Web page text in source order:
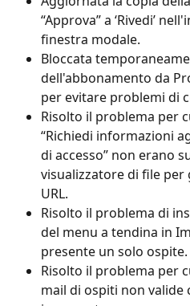
“Approva” a ‘Rivedi’
finestra modale.
Bloccata
dell'abbonamento da
per evitare problemi di
Risolto il problema per
“Richiedi informazioni
di accesso” non erano
visualizzatore di file
URL.
Risolto il problema di
del menu a tendina in
presente un solo ospite.
Risolto il problema per
mail di ospiti non valide